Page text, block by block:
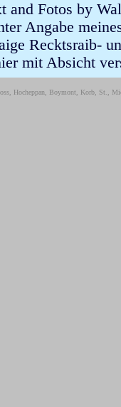
and Fotos by
Angabe
Recktsraib-
mit Absicht
Hocheppan, Boymont, Korb, St.,